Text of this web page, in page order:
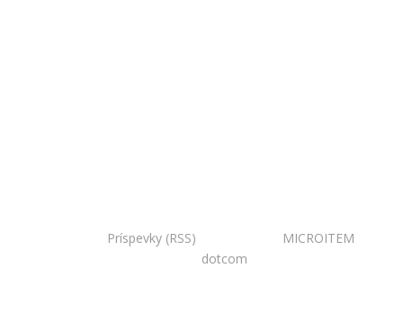
Príspevky (RSS) MICROITEM
dotcom